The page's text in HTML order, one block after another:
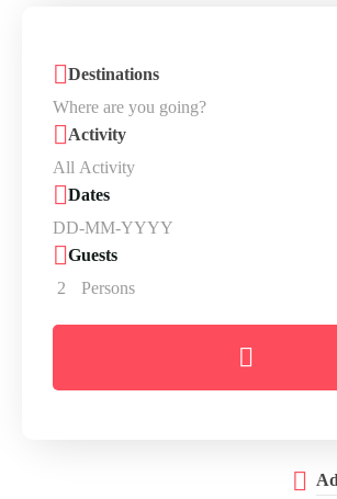
Destinations
Activity
Dates
Guests
2
Persons